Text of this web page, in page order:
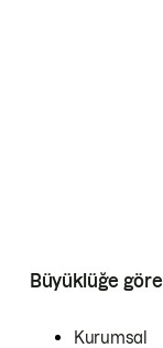
Büyüklüğe göre
Kurumsal